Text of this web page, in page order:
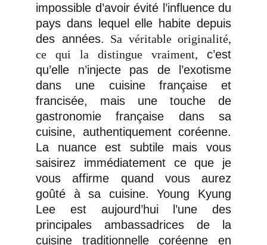
impossible d’avoir évité l’influence du
pays dans lequel elle habite depuis
des années. Sa véritable originalité,
ce qui la distingue vraiment, c’est
qu’elle n’injecte pas de l’exotisme
dans une cuisine française et
francisée, mais une touche de
gastronomie française dans sa
cuisine, authentiquement coréenne.
La nuance est subtile mais vous
saisirez immédiatement ce que je
vous affirme quand vous aurez
goûté à sa cuisine. Young Kyung
Lee est aujourd’hui l’une des
principales ambassadrices de la
cuisine traditionnelle coréenne en